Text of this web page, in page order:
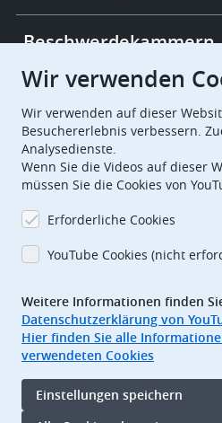
Beschwerdekammern
EuropeanPatentOffice
EPO Procurement
TheEPO
Footer
Impressum
Nutzungsbedingungen
Datenschutz
Wir verwenden
Wir verwenden auf dieser
Besuchererlebnis verbessern.
Analysedienste.
Wenn Sie die Videos auf dieser
müssen Sie die Cookies von
Erforderliche Cookies
YouTube Cookies (nicht
Weitere Informationen finden
Datenschutzerklärung von
Hier finden Sie alle
verwendeten Cookies
Einstellungen speichern